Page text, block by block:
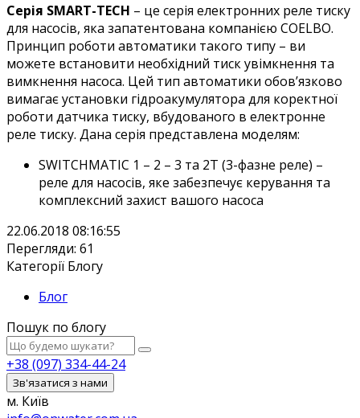
Серія SMART-TECH – це серія електронних реле тиску
для насосів, яка запатентована компанією COELBO.
Принцип роботи автоматики такого типу – ви
можете встановити необхідний тиск увімкнення та
вимкнення насоса. Цей тип автоматики обов’язково
вимагає установки гідроакумулятора для коректної
роботи датчика тиску, вбудованого в електронне
реле тиску. Дана серія представлена моделям:
SWITCHMATIC 1 – 2 – 3 та 2T (3-фазне реле) –
реле для насосів, яке забезпечує керування та
комплексний захист вашого насоса
22.06.2018 08:16:55
Перегляди: 61
Категорії Блогу
Блог
Пошук по блогу
+38 (097) 334-44-24
Зв'язатися з нами
м. Київ